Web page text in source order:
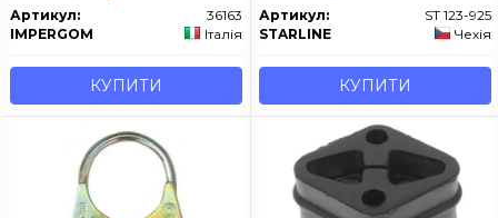
Артикул:
36163
IMPERGOM
Італія
КУПИТИ
Артикул:
ST 123-925
STARLINE
Чехія
КУПИТИ